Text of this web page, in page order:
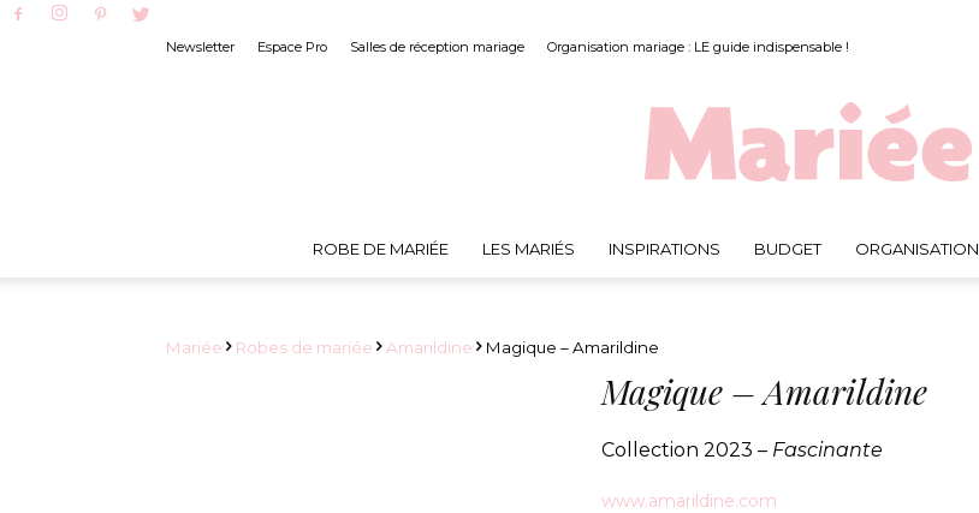
Newsletter Espace Pro Salles de réception mariage Organisation mariage : LE guide indispensable !
ROBE DE MARIÉE LES MARIÉS INSPIRATIONS BUDGET ORGANISATION
Mariée Robes de mariée Amarildine Magique – Amarildine
Magique – Amarildine
Collection 2023 – Fascinante
www.amarildine.com